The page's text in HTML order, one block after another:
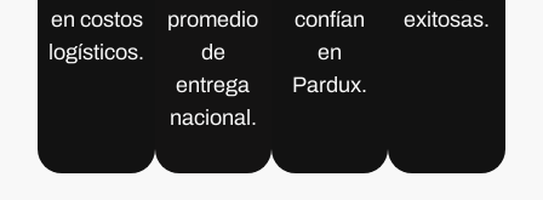
en costos
logísticos.
promedio
de
entrega
nacional.
confían
en
Pardux.
exitosas.